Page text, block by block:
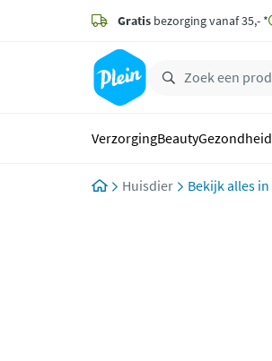
zoeken
hoofdinhoud
Gratis bezorging vanaf 35,- *
VerzorgingBeautyGezondheid
Huisdier